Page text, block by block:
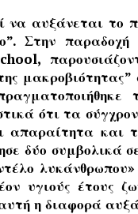
να αυξάνεται το
Στην
ότι τα
απαραίτητα και
δύο συμβολικά
υγιούς έτους
η διαφορά